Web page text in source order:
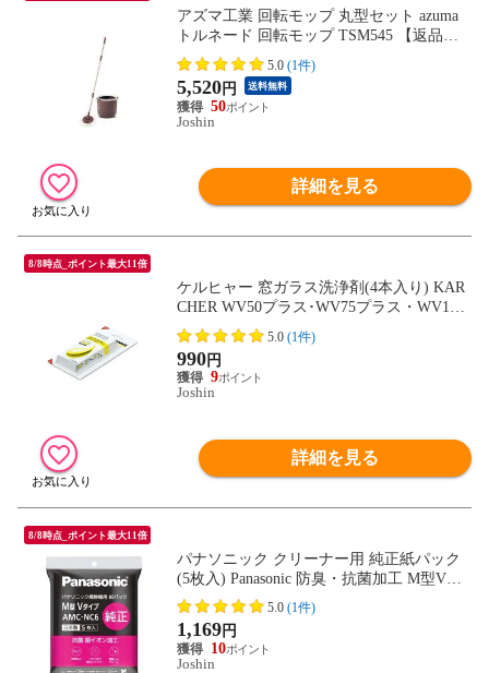
アズマ工業 回転モップ 丸型セット azuma
トルネード 回転モップ TSM545 【返品種
別A】
5.0 (1件)
5,520円 送料無料
50
Joshin
詳細を見る
8/8時点_ポイント最大11倍
ケルヒャー 窓ガラス洗浄剤(4本入り) KAR
CHER WV50プラス･WV75プラス・WV1プ
ラス・WV1プレミアム専用 6.295-302.0
【返品種別A】
5.0 (1件)
990円
9
Joshin
詳細を見る
8/8時点_ポイント最大11倍
パナソニック クリーナー用 純正紙パック
(5枚入) Panasonic 防臭・抗菌加工 M型Vタ
イプ AMC-NC6 【返品種別A】
5.0 (1件)
1,169円
10
Joshin